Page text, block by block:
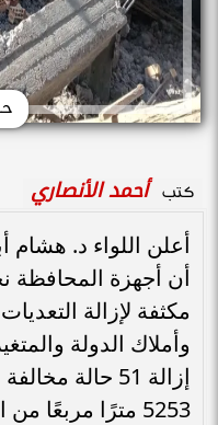
كتب أحمد الأنصاري
أعلن اللواء د. هشام
أن أجهزة
مكثفة لإزالة
وأملاك الدولة
إزالة 51 حالة
5253 مترًا مربعًا